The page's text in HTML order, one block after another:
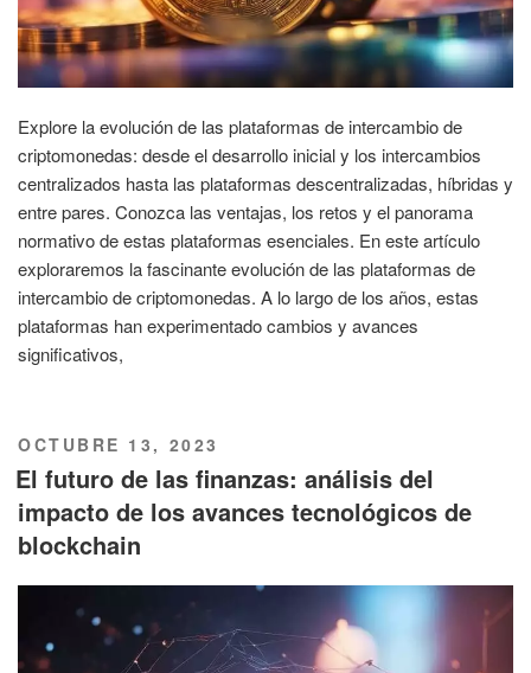
Explore la evolución de las plataformas de intercambio de
criptomonedas: desde el desarrollo inicial y los intercambios
centralizados hasta las plataformas descentralizadas, híbridas y
entre pares. Conozca las ventajas, los retos y el panorama
normativo de estas plataformas esenciales. En este artículo
exploraremos la fascinante evolución de las plataformas de
intercambio de criptomonedas. A lo largo de los años, estas
plataformas han experimentado cambios y avances
significativos,
PUBLICADO
EL
OCTUBRE 13, 2023
El futuro de las finanzas: análisis del
impacto de los avances tecnológicos de
blockchain